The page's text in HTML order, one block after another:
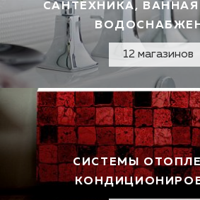
САНТЕХНИКА,
12 магазинов
СИСТЕМЫ